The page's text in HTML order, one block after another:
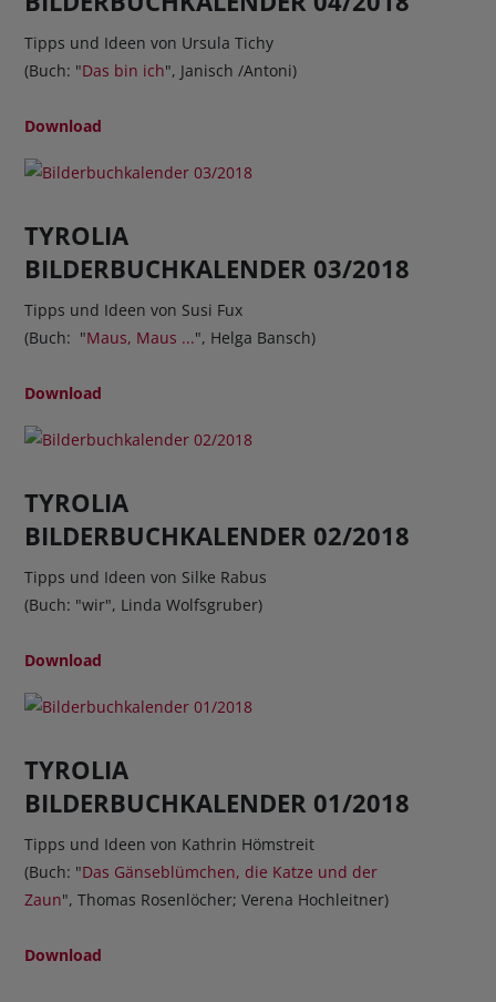
Tipps und Ideen von Ursula Tichy
(Buch: "Das bin ich", Janisch /Antoni)
Download
TYROLIA
BILDERBUCHKALENDER 03/2018
Tipps und Ideen von Susi Fux
(Buch: "Maus, Maus ...", Helga Bansch)
Download
TYROLIA
BILDERBUCHKALENDER 02/2018
Tipps und Ideen von Silke Rabus
(Buch: "wir", Linda Wolfsgruber)
Download
TYROLIA
BILDERBUCHKALENDER 01/2018
Tipps und Ideen von Kathrin Hömstreit
(Buch: "Das Gänseblümchen, die Katze und der
Zaun", Thomas Rosenlöcher; Verena Hochleitner)
Download